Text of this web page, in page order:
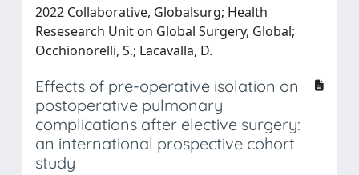
2022 Collaborative, Globalsurg; Health
Resesearch Unit on Global Surgery, Global;
Occhionorelli, S.; Lacavalla, D.
Effects of pre-operative isolation on
postoperative pulmonary
complications after elective surgery:
an international prospective cohort
study